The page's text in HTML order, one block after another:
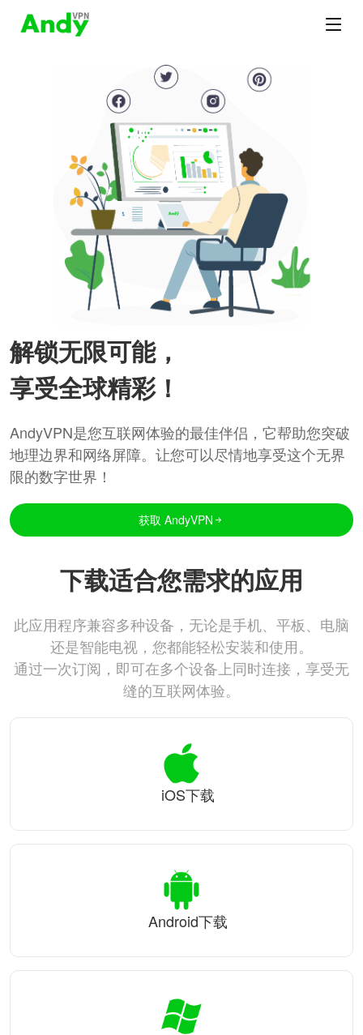
解锁无限可能，
享受全球精彩！
AndyVPN是您互联网体验的最佳伴侣，它帮助您突破
地理边界和网络屏障。让您可以尽情地享受这个无界
限的数字世界！
获取 AndyVPN
下载适合您需求的应用
此应用程序兼容多种设备，无论是手机、平板、电脑
还是智能电视，您都能轻松安装和使用。
通过一次订阅，即可在多个设备上同时连接，享受无
缝的互联网体验。
iOS下载
Android下载